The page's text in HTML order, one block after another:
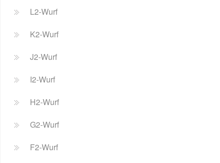
L2-Wurf
K2-Wurf
J2-Wurf
I2-Wurf
H2-Wurf
G2-Wurf
F2-Wurf